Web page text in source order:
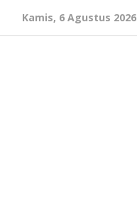
Kamis, 6 Agustus 2026